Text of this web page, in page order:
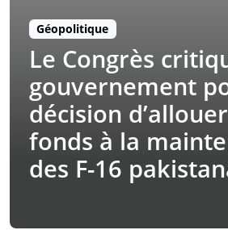
Géopolitique
Le Congrès
gouvernement
décision
fonds à la
des F-16